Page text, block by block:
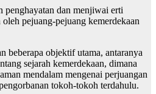
penghayatan dan menjiwai erti
pejuang-pejuang kemerdekaan
beberapa objektif utama, antaranya
sejarah kemerdekaan, dimana
mendalam mengenai perjuangan
tokoh-tokoh terdahulu.